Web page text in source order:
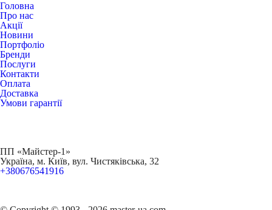
Головна
Про нас
Акції
Новини
Портфоліо
Бренди
Послуги
Контакти
Оплата
Доставка
Умови гарантії
ПП «Майстер-1»
Українa, м. Київ, вул. Чистяківська, 32
+380676541916